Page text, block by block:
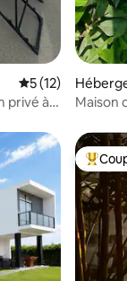
: 4,84 sur 5
Évaluation
5 (12)
privé à
Maison